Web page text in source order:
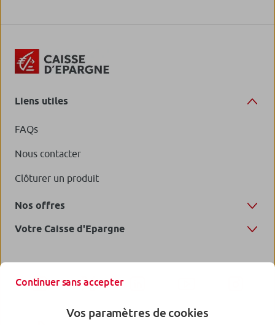
Liens utiles
FAQs
Nous contacter
Clôturer un produit
Nos offres
Votre Caisse d'Epargne
Continuer sans accepter
Vos paramètres de cookies